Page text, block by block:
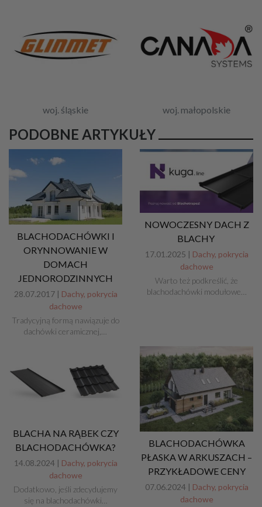
woj. śląskie woj. małopolskie
PODOBNE ARTYKUŁY
BLACHODACHÓWKI I
ORYNNOWANIE W
DOMACH
JEDNORODZINNYCH
28.07.2017 | Dachy, pokrycia
dachowe
Tradycyjną formą nawiązuje do
dachówki ceramicznej,…
NOWOCZESNY DACH Z
BLACHY
17.01.2025 | Dachy, pokrycia
dachowe
Warto też podkreślić, że
blachodachówki modułowe…
BLACHA NA RĄBEK CZY
BLACHODACHÓWKA?
14.08.2024 | Dachy, pokrycia
dachowe
Dodatkowo, jeśli zdecydujemy
się na blachodachówki…
BLACHODACHÓWKA
PŁASKA W ARKUSZACH –
PRZYKŁADOWE CENY
07.06.2024 | Dachy, pokrycia
dachowe